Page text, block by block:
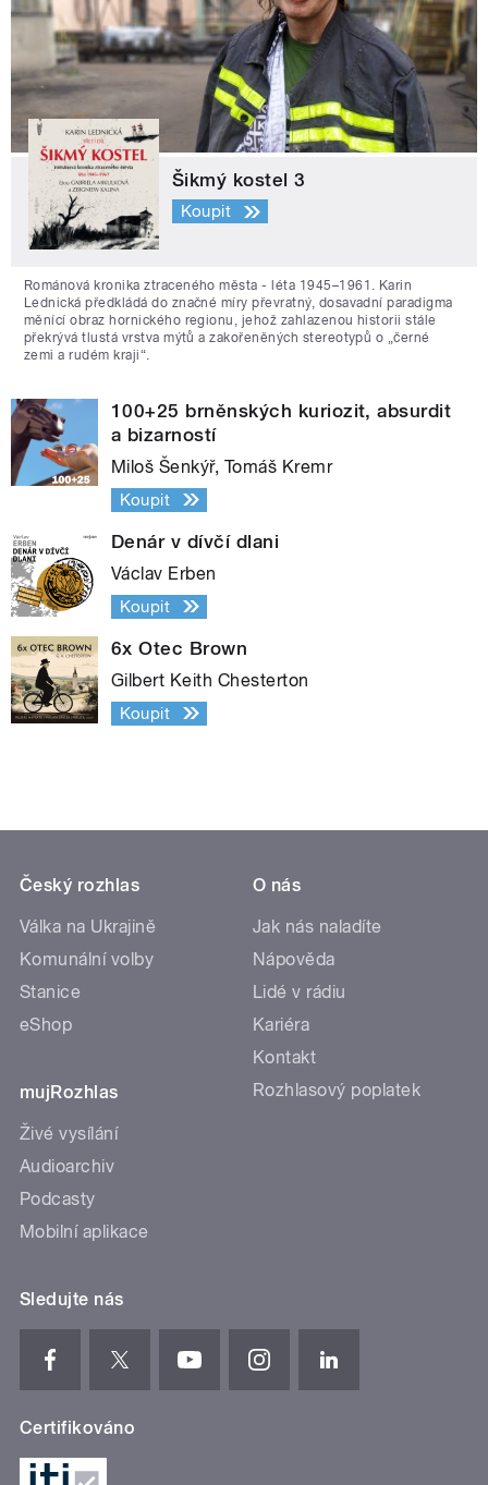
Šikmý kostel 3
Koupit
Románová kronika ztraceného města - léta 1945–1961. Karin
Lednická předkládá do značné míry převratný, dosavadní paradigma
měnící obraz hornického regionu, jehož zahlazenou historii stále
překrývá tlustá vrstva mýtů a zakořeněných stereotypů o „černé
zemi a rudém kraji“.
100+25 brněnských kuriozit, absurdit
a bizarností
Miloš Šenkýř, Tomáš Kremr
Koupit
Denár v dívčí dlani
Václav Erben
Koupit
6x Otec Brown
Gilbert Keith Chesterton
Koupit
Český rozhlas
Válka na Ukrajině
Komunální volby
Stanice
eShop
mujRozhlas
Živé vysílání
Audioarchiv
Podcasty
Mobilní aplikace
O nás
Jak nás naladíte
Nápověda
Lidé v rádiu
Kariéra
Kontakt
Rozhlasový poplatek
Sledujte nás
Certifikováno